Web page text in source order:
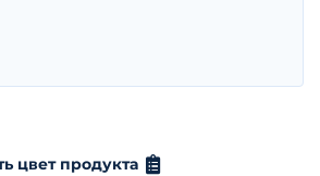
цвет продукта